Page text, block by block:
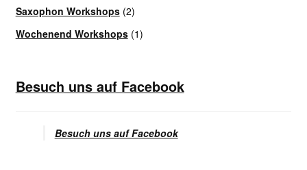
Saxophon Workshops(2)
Wochenend Workshops(1)
Besuch uns auf Facebook
Besuch uns auf Facebook